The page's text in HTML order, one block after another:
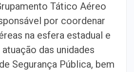
Tático Aéreo
por coordenar
na esfera estadual e
das unidades
Segurança Pública, bem